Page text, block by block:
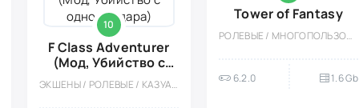
10
F Class Adventurer
(Мод, Убийство с
одного удара)
ЭКШЕНЫ / РОЛЕВЫЕ / КАЗУАЛЬНЫЕ / ПИКСЕЛЬНАЯ / ОДНОПОЛЬЗОВАТЕЛЬСКИЕ / СТИЛИЗАЦИЯ / МОНСТРЫ / ФЭНТЕЗИ / МОД / ВСТРОЕННЫЙ КЕШ / АНИМЕ / ПРИКЛЮЧЕНИЕ / БОССЫ
Tower of Fantasy
РОЛЕВЫЕ / МНОГОПОЛЬЗОВАТЕЛЬСКАЯ / АНИМЕ / СТИЛИЗАЦИЯ / ОДНОПОЛЬЗОВАТЕЛЬСКИЕ / ФЭНТЕЗИ / БОЛЬШАЯ / ОТКРЫТЫЙ МИР
6.2.0 1.6 Gb